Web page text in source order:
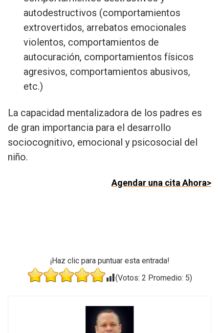
autodestructivos (comportamientos
extrovertidos, arrebatos emocionales
violentos, comportamientos de
autocuración, comportamientos físicos
agresivos, comportamientos abusivos,
etc.)
La capacidad mentalizadora de los padres es
de gran importancia para el desarrollo
sociocognitivo, emocional y psicosocial del
niño.
Agendar una cita Ahora>
¡Haz clic para puntuar esta entrada!
(Votos: 2 Promedio: 5)